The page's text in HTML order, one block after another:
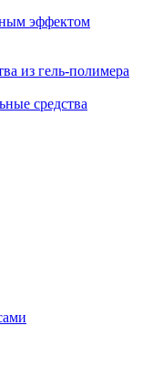
эффектом
из гель-полимера
средства